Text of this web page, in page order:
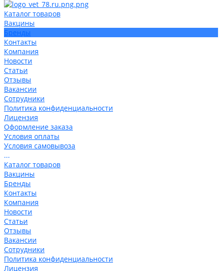
Каталог товаров
Вакцины
Бренды
Контакты
Компания
Новости
Статьи
Отзывы
Вакансии
Сотрудники
Политика конфиденциальности
Лицензия
Оформление заказа
Условия оплаты
Условия самовывоза
...
Каталог товаров
Вакцины
Бренды
Контакты
Компания
Новости
Статьи
Отзывы
Вакансии
Сотрудники
Политика конфиденциальности
Лицензия